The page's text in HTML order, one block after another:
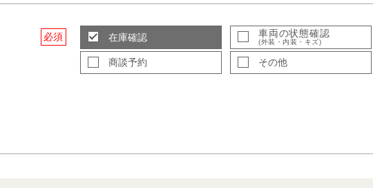
必須 在庫確認 車両の状態確認
(外装・内装・キズ)
商談予約 その他